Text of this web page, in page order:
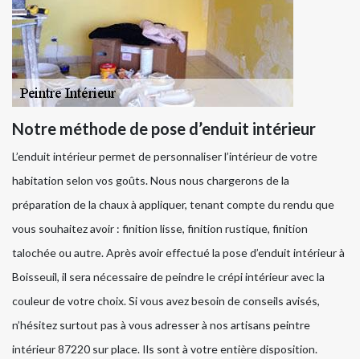
Notre méthode de pose d’enduit intérieur
L’enduit intérieur permet de personnaliser l’intérieur de votre
habitation selon vos goûts. Nous nous chargerons de la
préparation de la chaux à appliquer, tenant compte du rendu que
vous souhaitez avoir : finition lisse, finition rustique, finition
talochée ou autre. Après avoir effectué la pose d’enduit intérieur à
Boisseuil, il sera nécessaire de peindre le crépi intérieur avec la
couleur de votre choix. Si vous avez besoin de conseils avisés,
n’hésitez surtout pas à vous adresser à nos artisans peintre
intérieur 87220 sur place. Ils sont à votre entière disposition.